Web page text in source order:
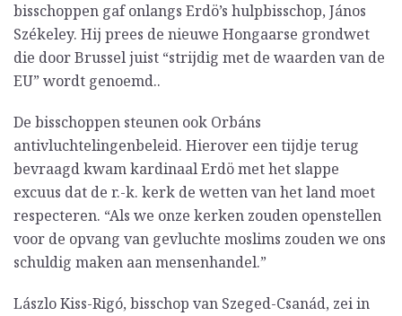
bisschoppen gaf onlangs Erdö’s hulpbisschop, János
Székeley. Hij prees de nieuwe Hongaarse grondwet
die door Brussel juist “strijdig met de waarden van de
EU” wordt genoemd..
De bisschoppen steunen ook Orbáns
antivluchtelingenbeleid. Hierover een tijdje terug
bevraagd kwam kardinaal Erdö met het slappe
excuus dat de r.-k. kerk de wetten van het land moet
respecteren. “Als we onze kerken zouden openstellen
voor de opvang van gevluchte moslims zouden we ons
schuldig maken aan mensenhandel.”
Lászlo Kiss-Rigó, bisschop van Szeged-Csanád, zei in